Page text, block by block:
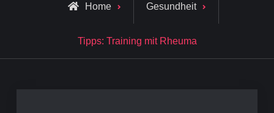
Home Gesundheit
Tipps: Training mit Rheuma